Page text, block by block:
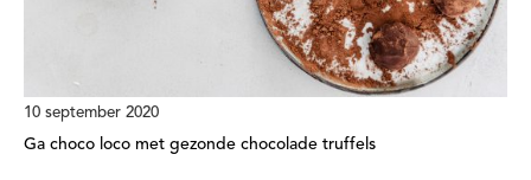
10 september 2020
Ga choco loco met gezonde chocolade truffels